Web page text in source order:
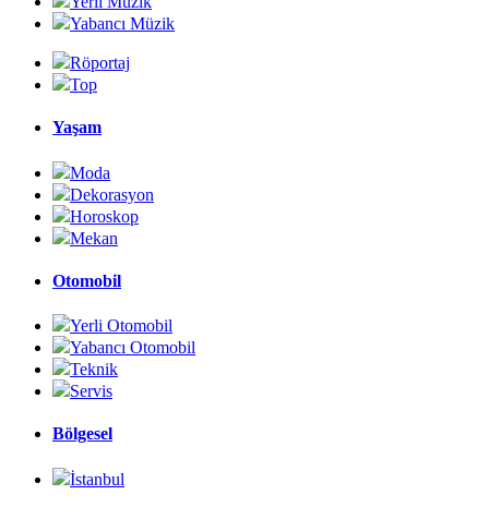
Yabancı Müzik
Röportaj
Top
Yaşam
Moda
Dekorasyon
Horoskop
Mekan
Otomobil
Yerli Otomobil
Yabancı Otomobil
Teknik
Servis
Bölgesel
İstanbul